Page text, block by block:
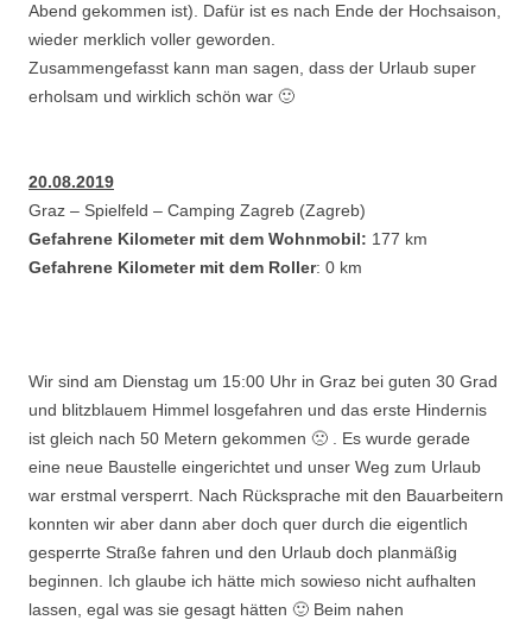
Abend gekommen ist). Dafür ist es nach Ende der Hochsaison,
wieder merklich voller geworden.
Zusammengefasst kann man sagen, dass der Urlaub super
erholsam und wirklich schön war 🙂
20.08.2019
Graz – Spielfeld – Camping Zagreb (Zagreb)
Gefahrene Kilometer mit dem Wohnmobil: 177 km
Gefahrene Kilometer mit dem Roller: 0 km
Wir sind am Dienstag um 15:00 Uhr in Graz bei guten 30 Grad
und blitzblauem Himmel losgefahren und das erste Hindernis
ist gleich nach 50 Metern gekommen 🙁 . Es wurde gerade
eine neue Baustelle eingerichtet und unser Weg zum Urlaub
war erstmal versperrt. Nach Rücksprache mit den Bauarbeitern
konnten wir aber dann aber doch quer durch die eigentlich
gesperrte Straße fahren und den Urlaub doch planmäßig
beginnen. Ich glaube ich hätte mich sowieso nicht aufhalten
lassen, egal was sie gesagt hätten 🙂 Beim nahen